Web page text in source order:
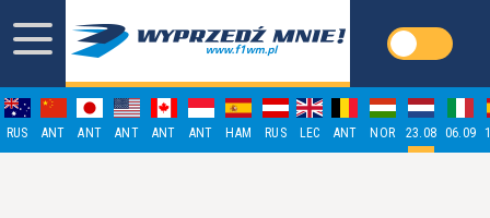
RUS ANT ANT ANT ANT ANT HAM RUS LEC ANT NOR 23.08 06.09